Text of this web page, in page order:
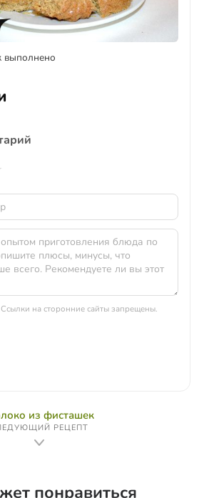
выполнено
на сторонние сайты запрещены.
из фисташек
РЕЦЕПТ
понравиться